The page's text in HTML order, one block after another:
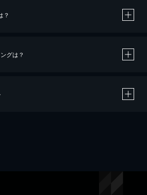
クレジットカード決済による作品の購入 / レンタルです。
る作品の購入 / レンタルは、20％のポイント還元です。
？
グは？